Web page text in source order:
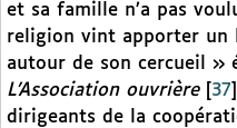
et sa famille n’a pas
religion vint apporter un
autour de son cercueil »
L’Association ouvrière[ 37
dirigeants de la